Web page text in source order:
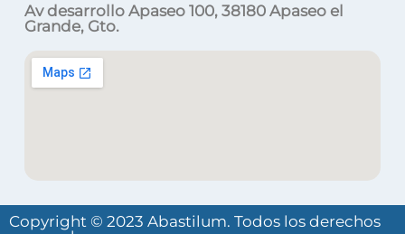
Av desarrollo Apaseo 100, 38180 Apaseo el
Grande, Gto.
Copyright © 2023 Abastilum. Todos los derechos